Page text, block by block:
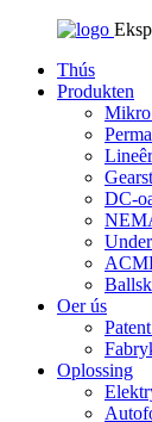
Thús
Produkten
Mikro
DC-
Oer ús
Oplossing